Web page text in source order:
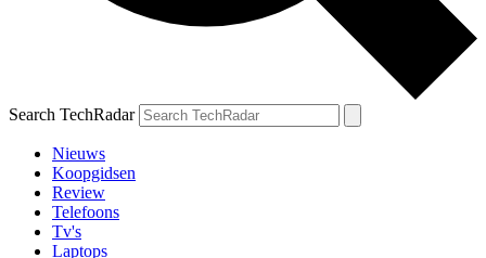
Search TechRadar
Nieuws
Koopgidsen
Review
Telefoons
Tv's
Laptops